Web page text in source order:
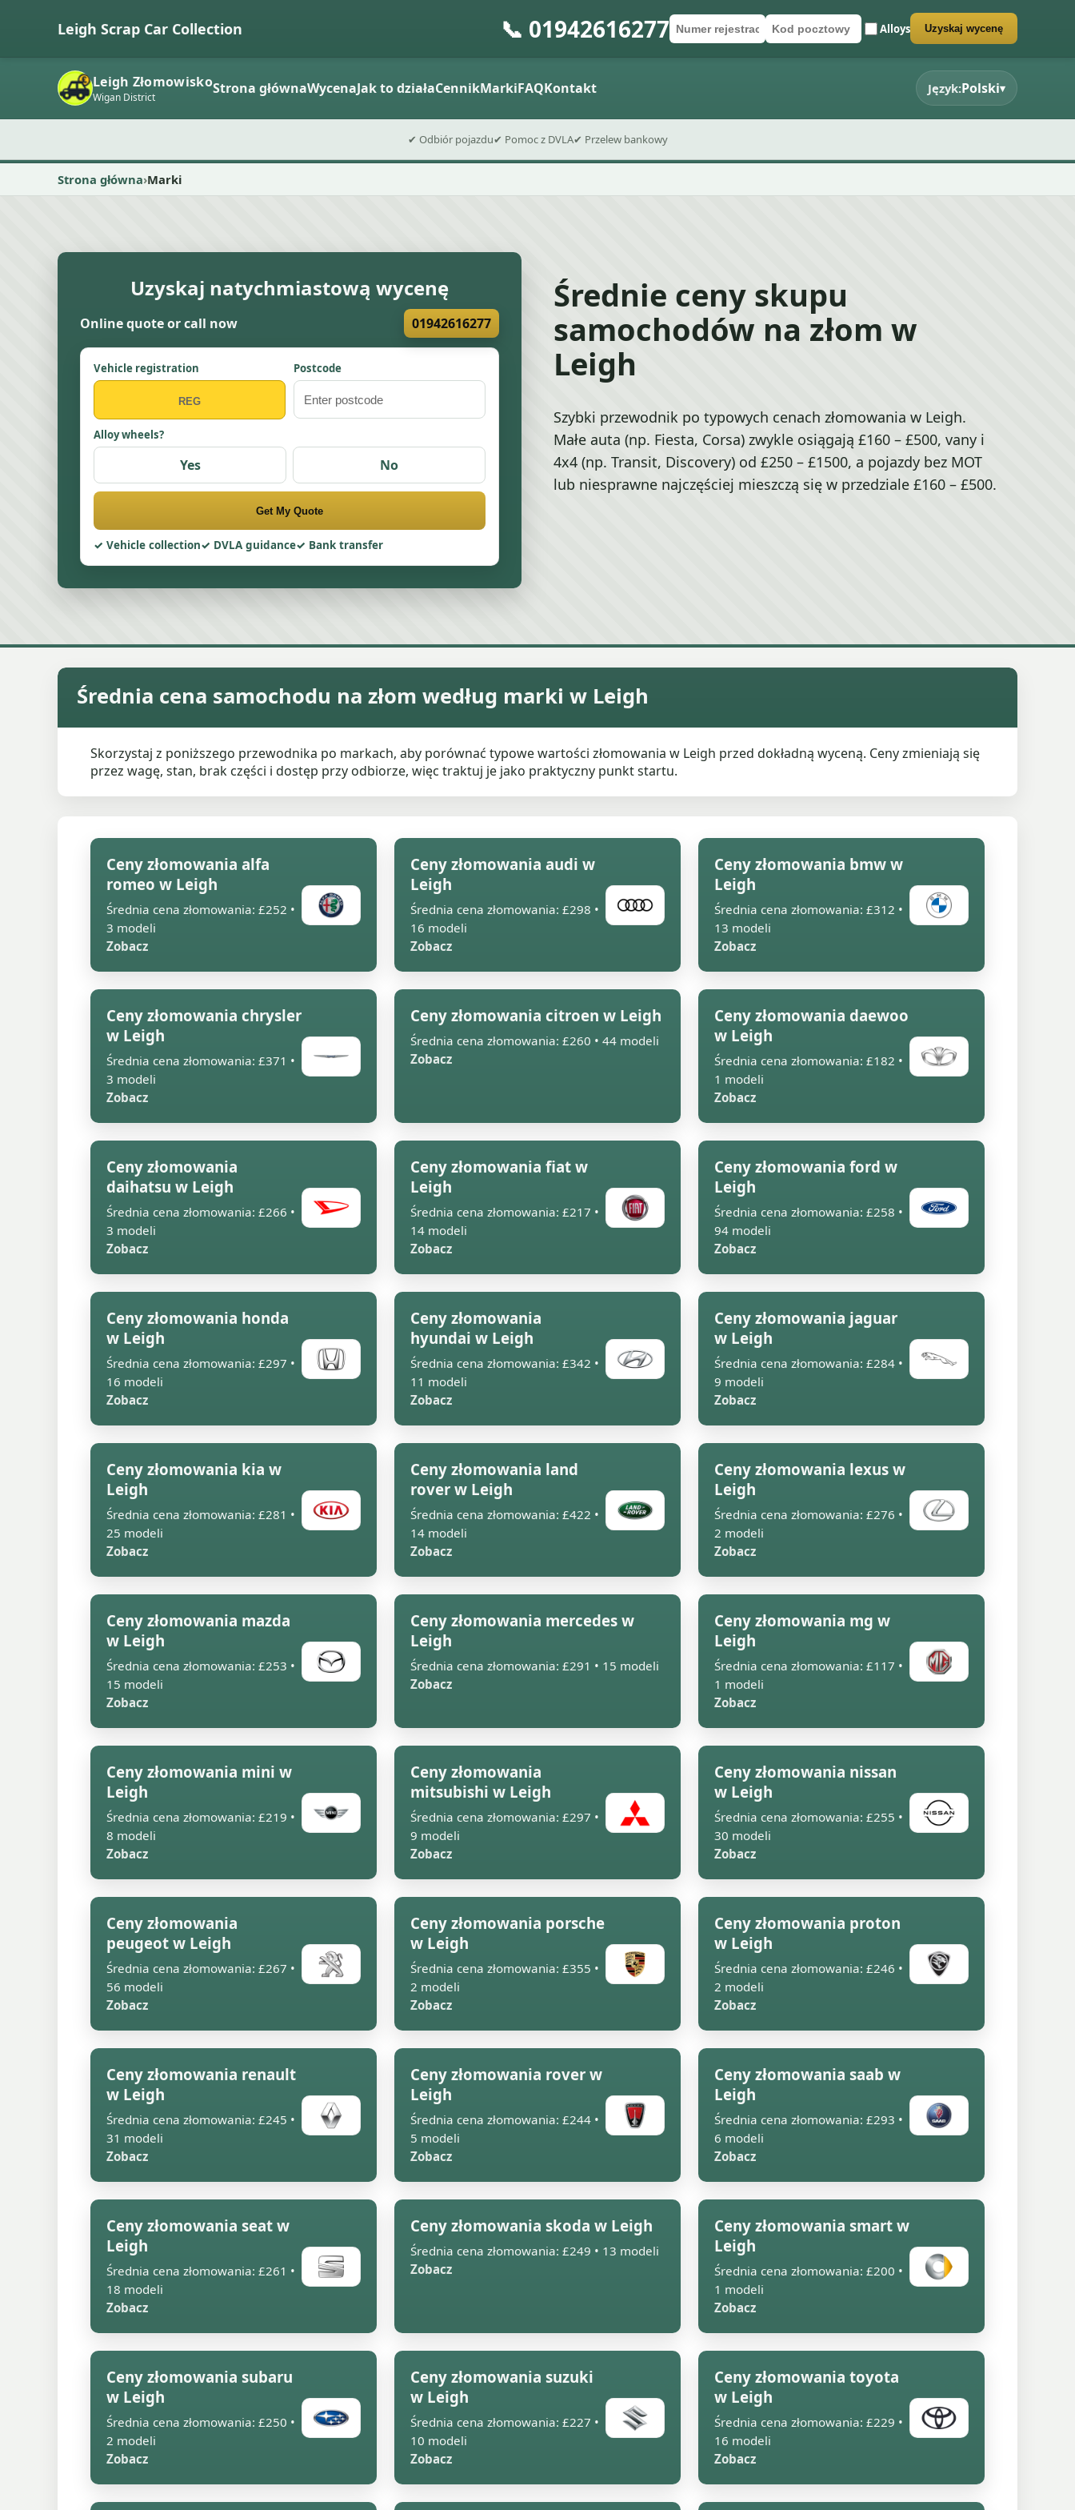
Leigh Scrap Car Collection 📞 01942616277Numer rejestracyjny
Kod pocztowy Alloys
Wyślij formularz wyceny Uzyskaj wycenę
Leigh Złomowisko
Wigan District Strona głównaWycenaJak to działaCennikMarkiFAQKontakt Język:Polski▾
✔ Odbiór pojazdu✔ Pomoc z DVLA✔ Przelew bankowy
Strona główna Marki
Uzyskaj natychmiastową wycenę
Online quote or call now 01942616277
Vehicle registration Postcode
Alloy wheels?
Yes No
Get My Quote
Vehicle collection DVLA guidance Bank transfer
Średnie ceny skupu
samochodów na złom w
Leigh
Szybki przewodnik po typowych cenach złomowania w Leigh.
Małe auta (np. Fiesta, Corsa) zwykle osiągają £160 – £500, vany i
4x4 (np. Transit, Discovery) od £250 – £1500, a pojazdy bez MOT
lub niesprawne najczęściej mieszczą się w przedziale £160 – £500.
Średnia cena samochodu na złom według marki w Leigh
Skorzystaj z poniższego przewodnika po markach, aby porównać typowe wartości złomowania w Leigh przed dokładną wyceną. Ceny zmieniają się
przez wagę, stan, brak części i dostęp przy odbiorze, więc traktuj je jako praktyczny punkt startu.
Ceny złomowania alfa
romeo w Leigh
Średnia cena złomowania: £252 •
3 modeli
Zobacz
Ceny złomowania audi w
Leigh
Średnia cena złomowania: £298 •
16 modeli
Zobacz
Ceny złomowania bmw w
Leigh
Średnia cena złomowania: £312 •
13 modeli
Zobacz
Ceny złomowania chrysler
w Leigh
Średnia cena złomowania: £371 •
3 modeli
Zobacz
Ceny złomowania citroen w Leigh
Średnia cena złomowania: £260 • 44 modeli
Zobacz
Ceny złomowania daewoo
w Leigh
Średnia cena złomowania: £182 •
1 modeli
Zobacz
Ceny złomowania
daihatsu w Leigh
Średnia cena złomowania: £266 •
3 modeli
Zobacz
Ceny złomowania fiat w
Leigh
Średnia cena złomowania: £217 •
14 modeli
Zobacz
Ceny złomowania ford w
Leigh
Średnia cena złomowania: £258 •
94 modeli
Zobacz
Ceny złomowania honda
w Leigh
Średnia cena złomowania: £297 •
16 modeli
Zobacz
Ceny złomowania
hyundai w Leigh
Średnia cena złomowania: £342 •
11 modeli
Zobacz
Ceny złomowania jaguar
w Leigh
Średnia cena złomowania: £284 •
9 modeli
Zobacz
Ceny złomowania kia w
Leigh
Średnia cena złomowania: £281 •
25 modeli
Zobacz
Ceny złomowania land
rover w Leigh
Średnia cena złomowania: £422 •
14 modeli
Zobacz
Ceny złomowania lexus w
Leigh
Średnia cena złomowania: £276 •
2 modeli
Zobacz
Ceny złomowania mazda
w Leigh
Średnia cena złomowania: £253 •
15 modeli
Zobacz
Ceny złomowania mercedes w
Leigh
Średnia cena złomowania: £291 • 15 modeli
Zobacz
Ceny złomowania mg w
Leigh
Średnia cena złomowania: £117 •
1 modeli
Zobacz
Ceny złomowania mini w
Leigh
Średnia cena złomowania: £219 •
8 modeli
Zobacz
Ceny złomowania
mitsubishi w Leigh
Średnia cena złomowania: £297 •
9 modeli
Zobacz
Ceny złomowania nissan
w Leigh
Średnia cena złomowania: £255 •
30 modeli
Zobacz
Ceny złomowania
peugeot w Leigh
Średnia cena złomowania: £267 •
56 modeli
Zobacz
Ceny złomowania porsche
w Leigh
Średnia cena złomowania: £355 •
2 modeli
Zobacz
Ceny złomowania proton
w Leigh
Średnia cena złomowania: £246 •
2 modeli
Zobacz
Ceny złomowania renault
w Leigh
Średnia cena złomowania: £245 •
31 modeli
Zobacz
Ceny złomowania rover w
Leigh
Średnia cena złomowania: £244 •
5 modeli
Zobacz
Ceny złomowania saab w
Leigh
Średnia cena złomowania: £293 •
6 modeli
Zobacz
Ceny złomowania seat w
Leigh
Średnia cena złomowania: £261 •
18 modeli
Zobacz
Ceny złomowania skoda w Leigh
Średnia cena złomowania: £249 • 13 modeli
Zobacz
Ceny złomowania smart w
Leigh
Średnia cena złomowania: £200 •
1 modeli
Zobacz
Ceny złomowania subaru
w Leigh
Średnia cena złomowania: £250 •
2 modeli
Zobacz
Ceny złomowania suzuki
w Leigh
Średnia cena złomowania: £227 •
10 modeli
Zobacz
Ceny złomowania toyota
w Leigh
Średnia cena złomowania: £229 •
16 modeli
Zobacz